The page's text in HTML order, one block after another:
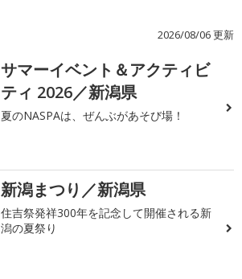
2026/08/06 更新
サマーイベント＆アクティビ
ティ 2026／新潟県
夏のNASPAは、ぜんぶがあそび場！
新潟まつり／新潟県
住吉祭発祥300年を記念して開催される新
潟の夏祭り